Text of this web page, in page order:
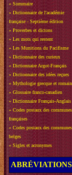
» Sommaire
» Dictionnaire de l'académie
française - Septième édition
» Proverbes et dictons
» Les mots qui restent
» Les Munitions du Pacifisme
» Dictionnaire des curieux
» Dictionnaire Argot-Français
» Dictionnaire des idées reçues
» Mythologie grecque et
» Glossaire franco-canadien
» Dictionnaire Français-Anglais
» Codes postaux des communes
françaises
» Codes postaux des communes
belges
» Sigles et acronymes
ABRÉVIATIONS